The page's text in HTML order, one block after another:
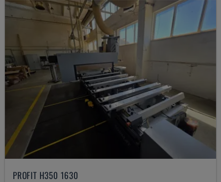
PROFIT H350 1630